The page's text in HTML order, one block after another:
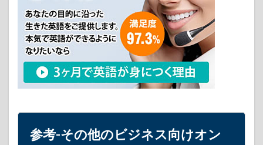
参考-その他のビジネス向けオン